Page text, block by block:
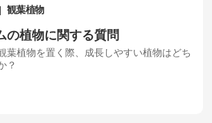
観葉植物
の植物に関する質問
葉植物を置く際、成長しやすい植物はどち
？